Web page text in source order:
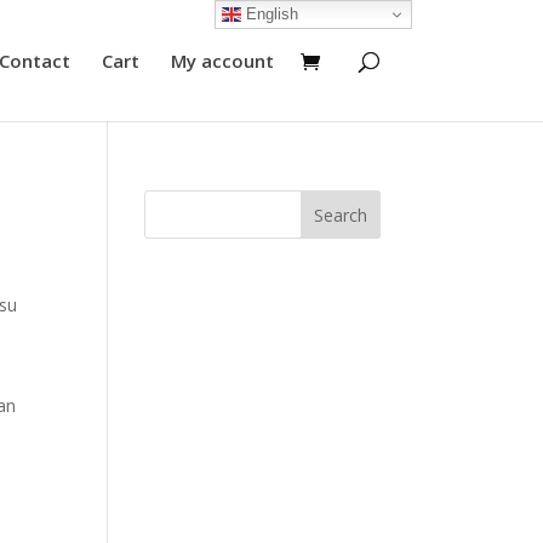
Cart My account
English